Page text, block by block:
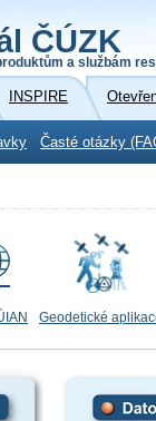
ČÚZK
a službám
INSPIRE
Časté otázky
Geodetické